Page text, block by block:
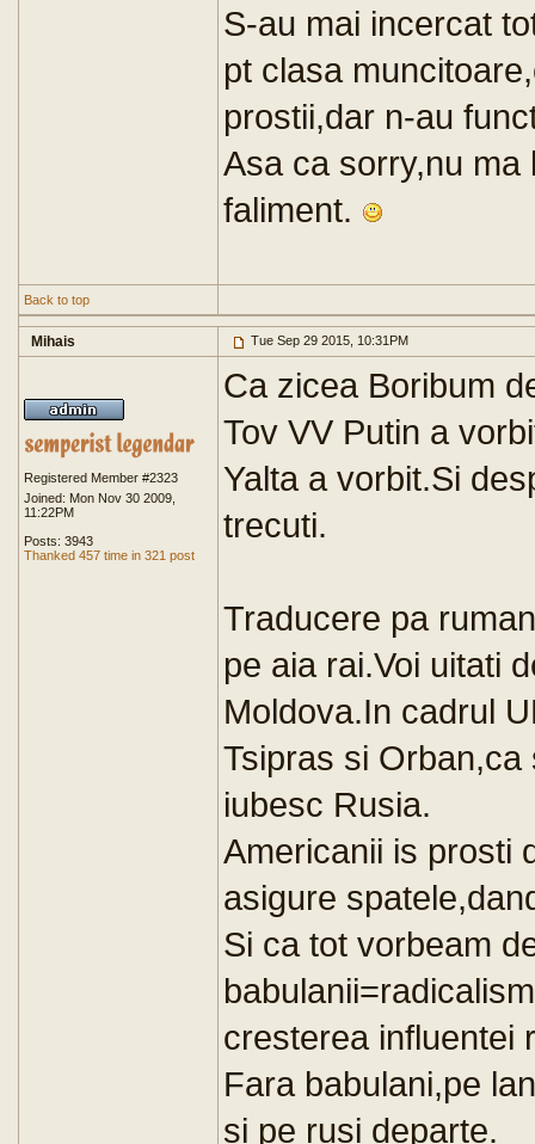
S-au mai incercat
pt clasa
prostii,dar n-au
Asa ca sorry,nu ma
faliment.
Back to top
Mihais Tue Sep 29 2015, 10:31PM
Registered Member #2323
Joined: Mon Nov 30 2009,
11:22PM
Posts: 3943
Thanked 457 time in 321 post
Ca zicea Boribum
Tov VV Putin a
Yalta a vorbit.Si
trecuti.
Traducere pa
pe aia rai.Voi uitati
Moldova.In cadrul
Tsipras si
iubesc Rusia.
Americanii is prosti
asigure
Si ca tot vorbeam
cresterea influentei
Fara babulani,pe
si pe rusi departe.